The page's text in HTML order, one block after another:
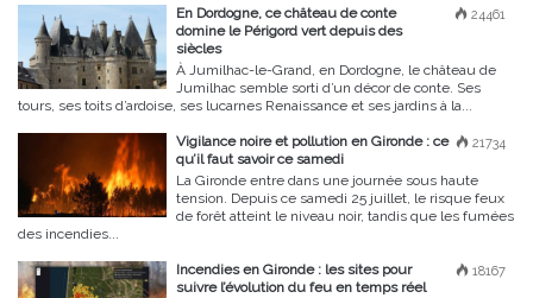
24461
En Dordogne, ce château de conte
domine le Périgord vert depuis des
siècles
À Jumilhac-le-Grand, en Dordogne, le château de
Jumilhac semble sorti d’un décor de conte. Ses
tours, ses toits d’ardoise, ses lucarnes Renaissance et ses jardins à la...
21734
Vigilance noire et pollution en Gironde : ce
qu’il faut savoir ce samedi
La Gironde entre dans une journée sous haute
tension. Depuis ce samedi 25 juillet, le risque feux
de forêt atteint le niveau noir, tandis que les fumées
des incendies...
18167
Incendies en Gironde : les sites pour
suivre l’évolution du feu en temps réel